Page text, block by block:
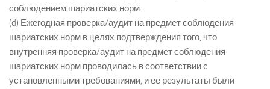
соблюдением шариатских норм.
(d) Ежегодная проверка/аудит на предмет соблюдения
шариатских норм в целях подтверждения того, что
внутренняя проверка/аудит на предмет соблюдения
шариатских норм проводилась в соответствии с
установленными требованиями, и ее результаты были